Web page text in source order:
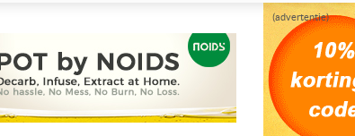
(advertentie)